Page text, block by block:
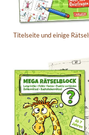
Titelseite und einige